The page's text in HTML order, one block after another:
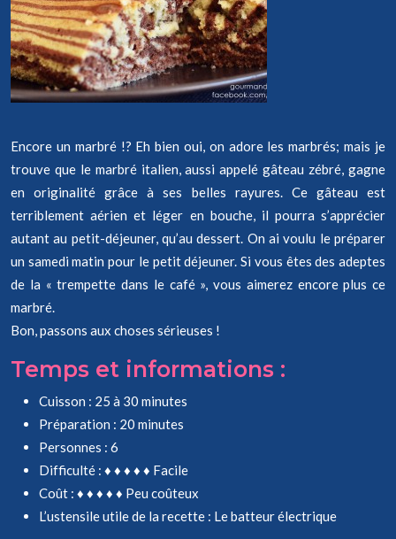
Encore un marbré !? Eh bien oui, on adore les marbrés; mais je
trouve que le marbré italien, aussi appelé gâteau zébré, gagne
en originalité grâce à ses belles rayures. Ce gâteau est
terriblement aérien et léger en bouche, il pourra s’apprécier
autant au petit-déjeuner, qu’au dessert. On ai voulu le préparer
un samedi matin pour le petit déjeuner. Si vous êtes des adeptes
de la « trempette dans le café », vous aimerez encore plus ce
marbré.
Bon, passons aux choses sérieuses !
Temps et informations :
Cuisson : 25 à 30 minutes
Préparation : 20 minutes
Personnes : 6
Difficulté : ♦ ♦ ♦ ♦ ♦ Facile
Coût : ♦ ♦ ♦ ♦ ♦ Peu coûteux
L’ustensile utile de la recette : Le batteur électrique